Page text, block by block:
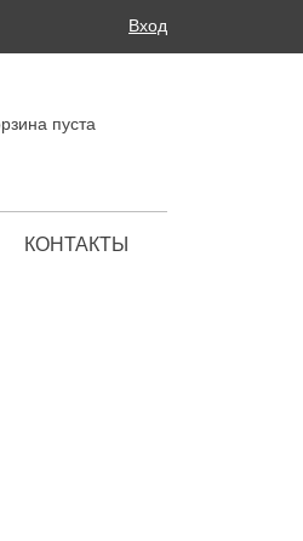
Вход
пуста
КОНТАКТЫ